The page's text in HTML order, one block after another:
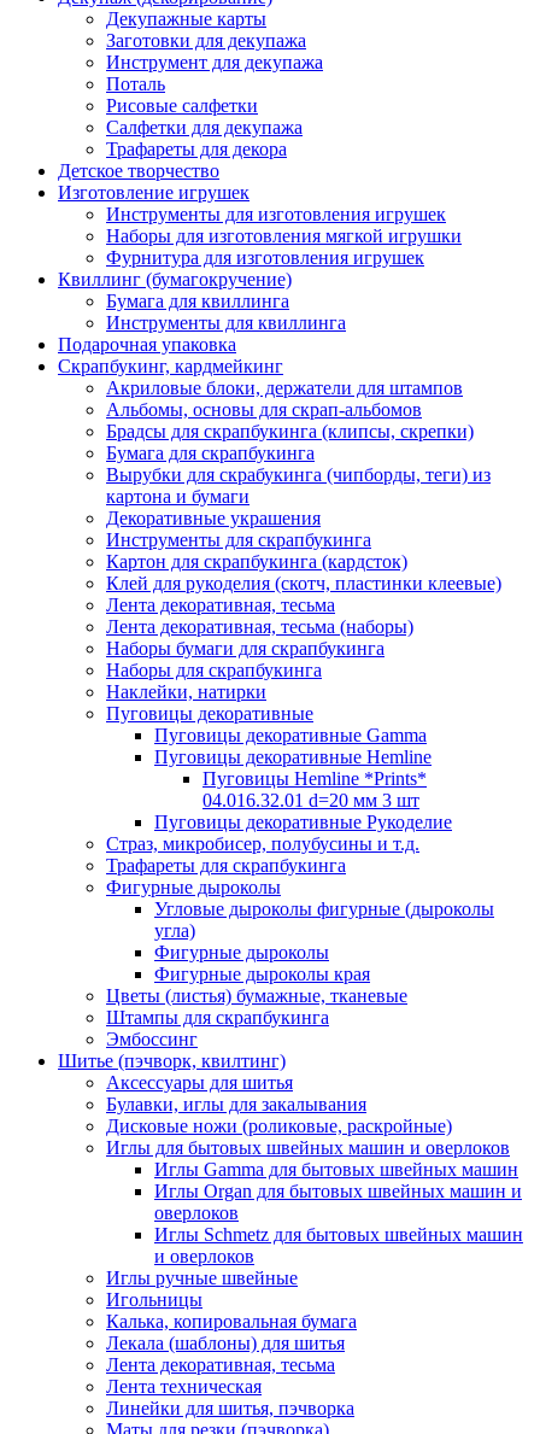
Декупажные карты
Заготовки для декупажа
Инструмент для декупажа
Поталь
Рисовые салфетки
Салфетки для декупажа
Трафареты для декора
Детское творчество
Изготовление игрушек
Инструменты для изготовления игрушек
Наборы для изготовления мягкой игрушки
Фурнитура для изготовления игрушек
Квиллинг (бумагокручение)
Бумага для квиллинга
Инструменты для квиллинга
Подарочная упаковка
Скрапбукинг, кардмейкинг
Акриловые блоки, держатели для штампов
Альбомы, основы для скрап-альбомов
Брадсы для скрапбукинга (клипсы, скрепки)
Бумага для скрапбукинга
Вырубки для скрабукинга (чипборды, теги) из
картона и бумаги
Декоративные украшения
Инструменты для скрапбукинга
Картон для скрапбукинга (кардсток)
Клей для рукоделия (скотч, пластинки клеевые)
Лента декоративная, тесьма
Лента декоративная, тесьма (наборы)
Наборы бумаги для скрапбукинга
Наборы для скрапбукинга
Наклейки, натирки
Пуговицы декоративные
Пуговицы декоративные Gamma
Пуговицы декоративные Hemline
Пуговицы Hemline *Prints*
04.016.32.01 d=20 мм 3 шт
Пуговицы декоративные Рукоделие
Страз, микробисер, полубусины и т.д.
Трафареты для скрапбукинга
Фигурные дыроколы
Угловые дыроколы фигурные (дыроколы
угла)
Фигурные дыроколы
Фигурные дыроколы края
Цветы (листья) бумажные, тканевые
Штампы для скрапбукинга
Эмбоссинг
Шитье (пэчворк, квилтинг)
Аксессуары для шитья
Булавки, иглы для закалывания
Дисковые ножи (роликовые, раскройные)
Иглы для бытовых швейных машин и оверлоков
Иглы Gamma для бытовых швейных машин
Иглы Organ для бытовых швейных машин и
оверлоков
Иглы Schmetz для бытовых швейных машин
и оверлоков
Иглы ручные швейные
Игольницы
Калька, копировальная бумага
Лекала (шаблоны) для шитья
Лента декоративная, тесьма
Лента техническая
Линейки для шитья, пэчворка
Маты для резки (пэчворка)